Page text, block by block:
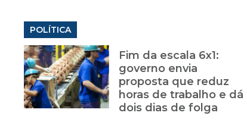
POLÍTICA
Fim da escala 6x1:
governo envia
proposta que reduz
horas de trabalho e dá
dois dias de folga